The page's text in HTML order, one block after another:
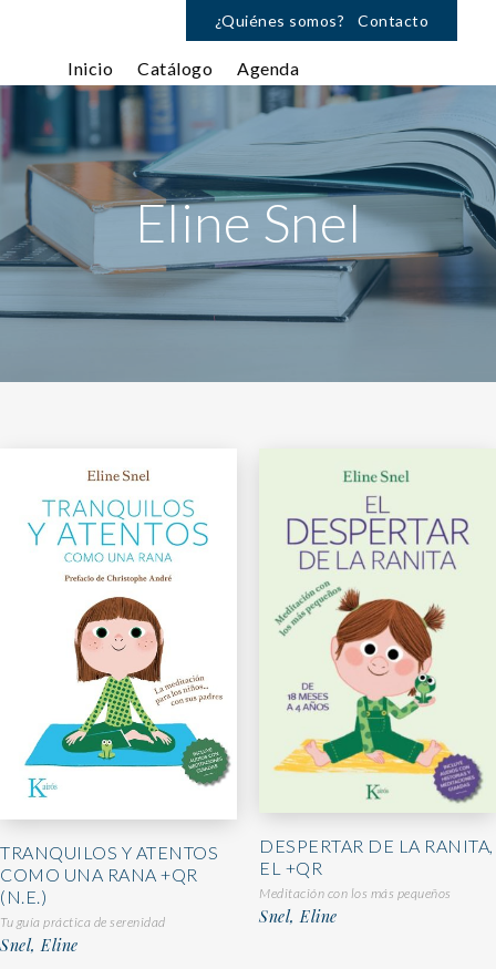
¿Quiénes somos? Contacto
Inicio Catálogo Agenda
Eline Snel
TRANQUILOS Y ATENTOS
COMO UNA RANA +QR
(N.E.)
Tu guía práctica de serenidad
Snel, Eline
DESPERTAR DE LA RANITA,
EL +QR
Meditación con los más pequeños
Snel, Eline